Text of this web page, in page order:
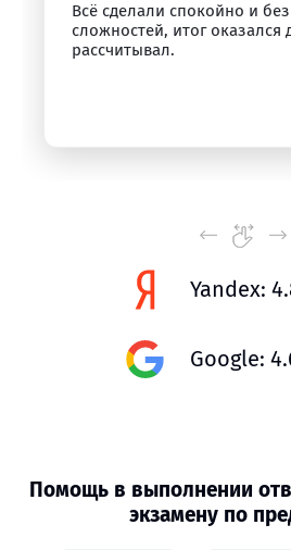
Всё сделали спокойно и
сложностей, итог
рассчитывал.
Yandex:
Google:
Помощь в выполнении
экзамену по